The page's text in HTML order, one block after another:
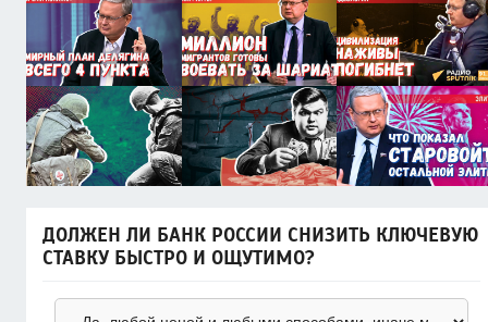
ДОЛЖЕН ЛИ БАНК РОССИИ СНИЗИТЬ КЛЮЧЕВУЮ
СТАВКУ БЫСТРО И ОЩУТИМО?